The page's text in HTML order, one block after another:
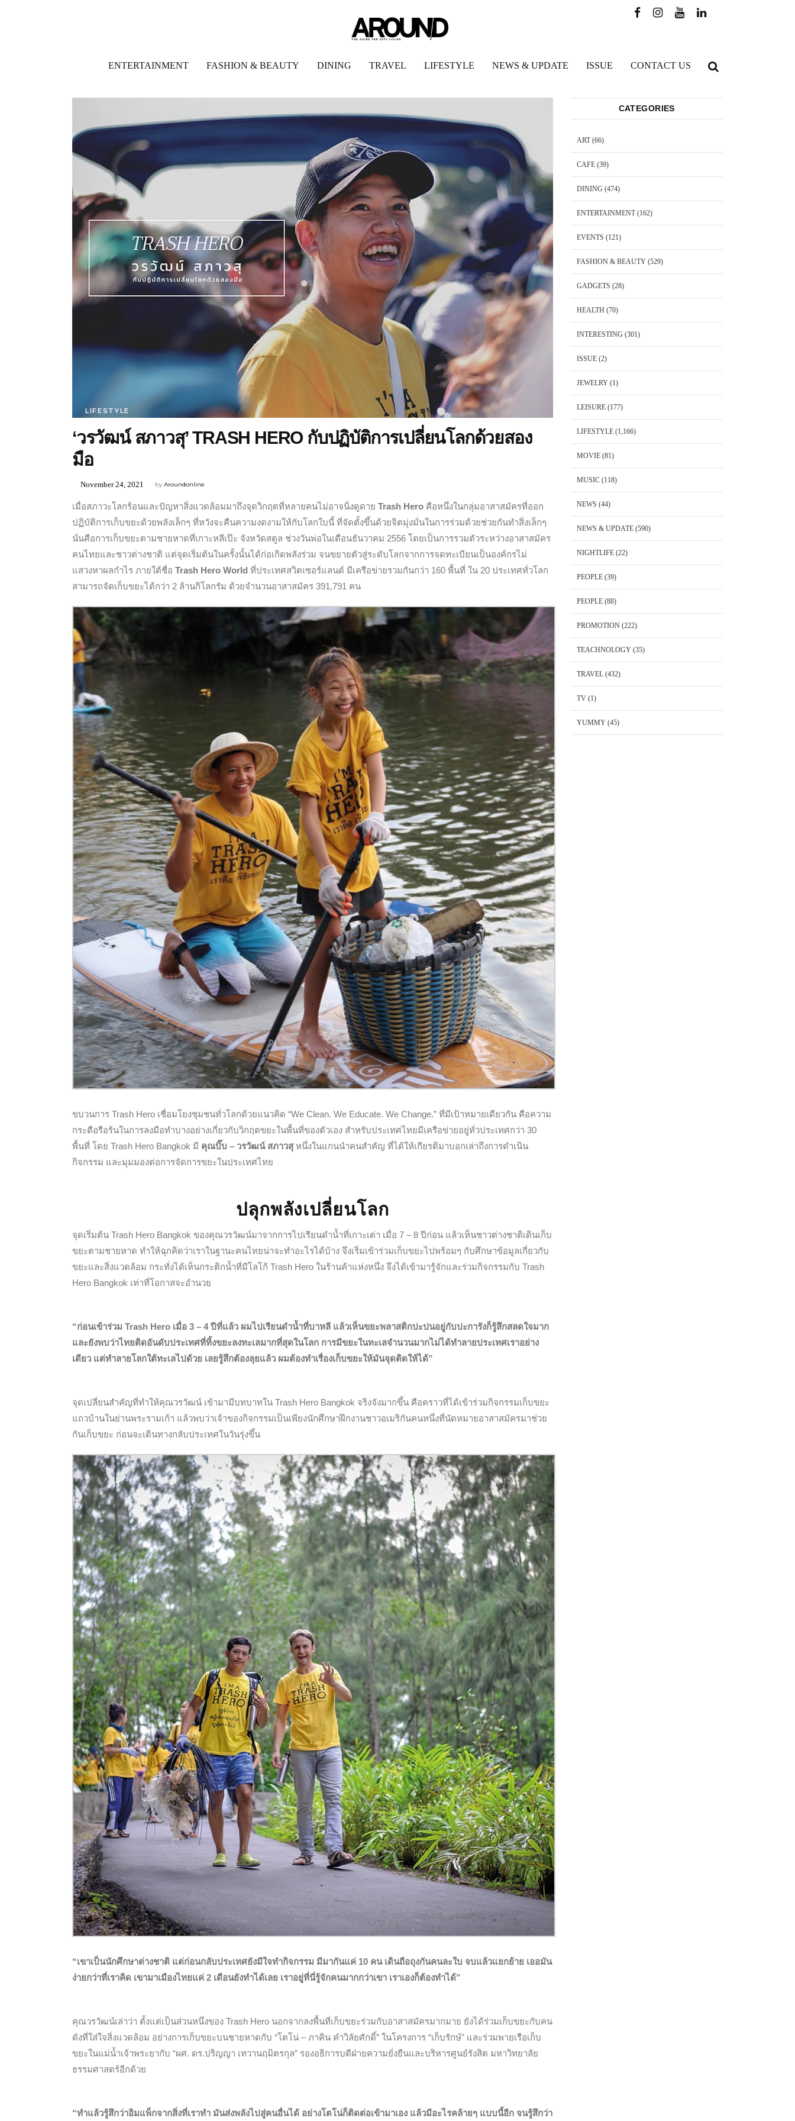
ENTERTAINMENT FASHION & BEAUTY DINING TRAVEL LIFESTYLE NEWS & UPDATE ISSUE CONTACT US
LIFESTYLE
‘วรวัฒน์ สภาวสุ’ TRASH HERO กับปฏิบัติการเปลี่ยนโลกด้วยสอง
มือ
byAroundonline
November 24, 2021
เมื่อสภาวะโลกร้อนและปัญหาสิ่งแวดล้อมมาถึงจุดวิกฤตที่หลายคนไม่อาจนิ่งดูดาย Trash Hero คือหนึ่งในกลุ่มอาสาสมัครที่ออก
ปฏิบัติการเก็บขยะด้วยพลังเล็กๆ ที่หวังจะคืนความงดงามให้กับโลกใบนี้ ที่จัดตั้งขึ้นด้วยจิตมุ่งมั่นในการร่วมด้วยช่วยกันทำสิ่งเล็กๆ
นั่นคือการเก็บขยะตามชายหาดที่เกาะหลีเป๊ะ จังหวัดสตูล ช่วงวันพ่อในเดือนธันวาคม 2556 โดยเป็นการรวมตัวระหว่างอาสาสมัคร
คนไทยและชาวต่างชาติ แต่จุดเริ่มต้นในครั้งนั้นได้ก่อเกิดพลังร่วม จนขยายตัวสู่ระดับโลกจากการจดทะเบียนเป็นองค์กรไม่
แสวงหาผลกำไร ภายใต้ชื่อ Trash Hero World ที่ประเทศสวิตเซอร์แลนด์ มีเครือข่ายรวมกันกว่า 160 พื้นที่ ใน 20 ประเทศทั่วโลก
สามารถจัดเก็บขยะได้กว่า 2 ล้านกิโลกรัม ด้วยจำนวนอาสาสมัคร 391,791 คน
ขบวนการ Trash Hero เชื่อมโยงชุมชนทั่วโลกด้วยแนวคิด “We Clean. We Educate. We Change.” ที่มีเป้าหมายเดียวกัน คือความ
กระตือรือร้นในการลงมือทำบางอย่างเกี่ยวกับวิกฤตขยะในพื้นที่ของตัวเอง สำหรับประเทศไทยมีเครือข่ายอยู่ทั่วประเทศกว่า 30
พื้นที่ โดย Trash Hero Bangkok มี คุณบิ๊บ – วรวัฒน์ สภาวสุหนึ่งในแกนนำคนสำคัญ ที่ได้ให้เกียรติมาบอกเล่าถึงการดำเนิน
กิจกรรม และมุมมองต่อการจัดการขยะในประเทศไทย
ปลุกพลังเปลี่ยนโลก
จุดเริ่มต้น Trash Hero Bangkok ของคุณวรวัฒน์มาจากการไปเรียนดำน้ำที่เกาะเต่า เมื่อ 7 – 8 ปีก่อน แล้วเห็นชาวต่างชาติเดินเก็บ
ขยะตามชายหาด ทำให้ฉุกคิดว่าเราในฐานะคนไทยน่าจะทำอะไรได้บ้าง จึงเริ่มเข้าร่วมเก็บขยะไปพร้อมๆ กับศึกษาข้อมูลเกี่ยวกับ
ขยะและสิ่งแวดล้อม กระทั่งได้เห็นกระติกน้ำที่มีโลโก้ Trash Hero ในร้านค้าแห่งหนึ่ง จึงได้เข้ามารู้จักและร่วมกิจกรรมกับ Trash
Hero Bangkok เท่าที่โอกาสจะอำนวย
“ก่อนเข้าร่วม Trash Hero เมื่อ 3 – 4 ปีที่แล้ว ผมไปเรียนดำน้ำที่บาหลี แล้วเห็นขยะพลาสติกปะปนอยู่กับปะการังก็รู้สึกสลดใจมาก
และยังพบว่าไทยติดอันดับประเทศที่ทิ้งขยะลงทะเลมากที่สุดในโลก การมีขยะในทะเลจำนวนมากไม่ได้ทำลายประเทศเราอย่าง
เดียว แต่ทำลายโลกใต้ทะเลไปด้วย เลยรู้สึกต้องลุยแล้ว ผมต้องทำเรื่องเก็บขยะให้มันจุดติดให้ได้”
จุดเปลี่ยนสำคัญที่ทำให้คุณวรวัฒน์ เข้ามามีบทบาทใน Trash Hero Bangkok จริงจังมากขึ้น คือคราวที่ได้เข้าร่วมกิจกรรมเก็บขยะ
แถวบ้านในย่านพระรามเก้า แล้วพบว่าเจ้าของกิจกรรมเป็นเพียงนักศึกษาฝึกงานชาวอเมริกันคนหนึ่งที่นัดหมายอาสาสมัครมาช่วย
กันเก็บขยะ ก่อนจะเดินทางกลับประเทศในวันรุ่งขึ้น
“เขาเป็นนักศึกษาต่างชาติ แต่ก่อนกลับประเทศยังมีใจทำกิจกรรม มีมากันแค่ 10 คน เดินถือถุงกันคนละใบ จบแล้วแยกย้าย เออมัน
ง่ายกว่าที่เราคิด เขามาเมืองไทยแค่ 2 เดือนยังทำได้เลย เราอยู่ที่นี่รู้จักคนมากกว่าเขา เราเองก็ต้องทำได้”
คุณวรวัฒน์เล่าว่า ตั้งแต่เป็นส่วนหนึ่งของ Trash Hero นอกจากลงพื้นที่เก็บขยะร่วมกับอาสาสมัครมากมาย ยังได้ร่วมเก็บขยะกับคน
ดังที่ใส่ใจสิ่งแวดล้อม อย่างการเก็บขยะบนชายหาดกับ “โตโน่ – ภาคิน คำวิลัยศักดิ์” ในโครงการ “เก็บรักษ์” และร่วมพายเรือเก็บ
ขยะในแม่น้ำเจ้าพระยากับ “ผศ. ดร.ปริญญา เทวานฤมิตรกุล” รองอธิการบดีฝ่ายความยั่งยืนและบริหารศูนย์รังสิต มหาวิทยาลัย
ธรรมศาสตร์อีกด้วย
“ทำแล้วรู้สึกว่าอิมแพ็กจากสิ่งที่เราทำ มันส่งพลังไปสู่คนอื่นได้ อย่างโตโน่ก็ติดต่อเข้ามาเอง แล้วมีอะไรคล้ายๆ แบบนี้อีก จนรู้สึกว่า
CATEGORIES
ART(66)
CAFE(39)
DINING (474)
ENTERTAINMENT(162)
EVENTS (121)
FASHION & BEAUTY(529)
GADGETS (28)
HEALTH (70)
INTERESTING (301)
ISSUE(2)
JEWELRY(1)
LEISURE(177)
LIFESTYLE(1,166)
MOVIE(81)
MUSIC(118)
NEWS (44)
NEWS & UPDATE(590)
NIGHTLIFE(22)
PEOPLE(39)
PEOPLE(88)
PROMOTION(222)
TEACHNOLOGY(35)
TRAVEL(432)
TV(1)
YUMMY(45)